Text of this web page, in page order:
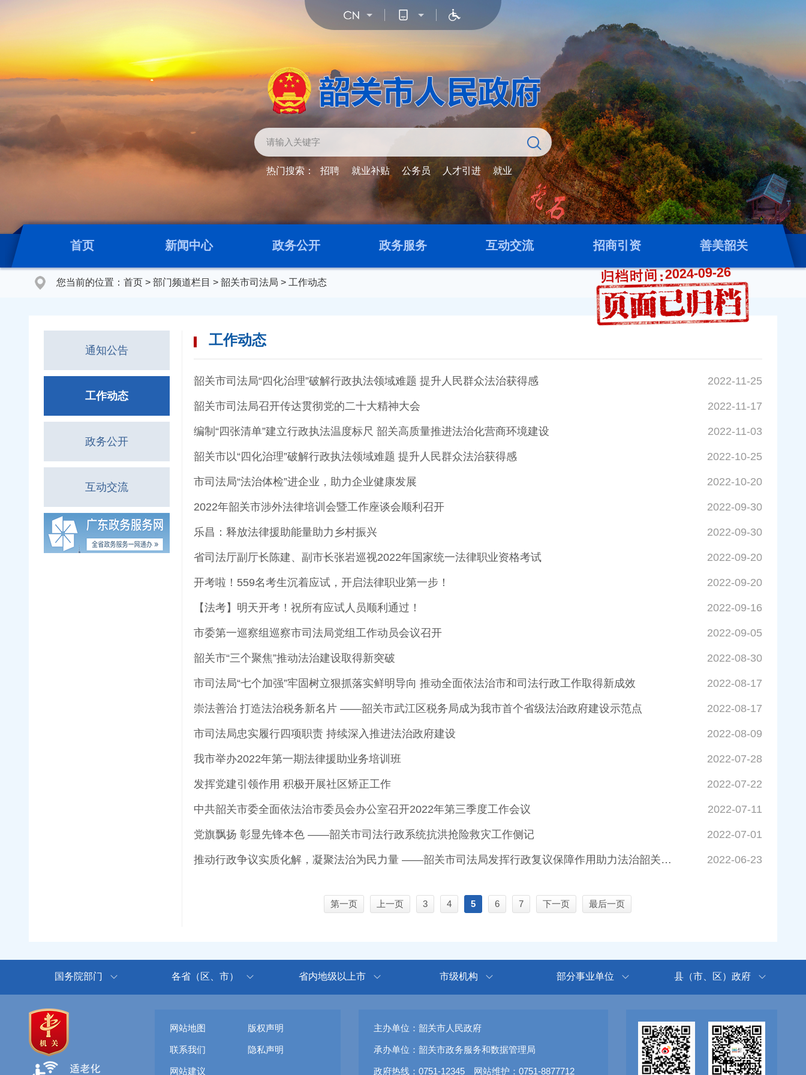
热门搜索： 招聘 就业补贴 公务员 人才引进 就业
首页 新闻中心 政务公开 政务服务 互动交流 招商引资 善美韶关
您当前的位置： 首页 > 部门频道栏目 > 韶关市司法局 > 工作动态
通知公告
工作动态
政务公开
互动交流
工作动态
韶关市司法局“四化治理”破解行政执法领域难题 提升人民群众法治获得感 2022-11-25
韶关市司法局召开传达贯彻党的二十大精神大会 2022-11-17
编制“四张清单”建立行政执法温度标尺 韶关高质量推进法治化营商环境建设 2022-11-03
韶关市以“四化治理”破解行政执法领域难题 提升人民群众法治获得感 2022-10-25
市司法局“法治体检”进企业，助力企业健康发展 2022-10-20
2022年韶关市涉外法律培训会暨工作座谈会顺利召开 2022-09-30
乐昌：释放法律援助能量助力乡村振兴 2022-09-30
省司法厅副厅长陈建、副市长张岩巡视2022年国家统一法律职业资格考试 2022-09-20
开考啦！559名考生沉着应试，开启法律职业第一步！ 2022-09-20
【法考】明天开考！祝所有应试人员顺利通过！ 2022-09-16
市委第一巡察组巡察市司法局党组工作动员会议召开 2022-09-05
韶关市“三个聚焦”推动法治建设取得新突破 2022-08-30
市司法局“七个加强”牢固树立狠抓落实鲜明导向 推动全面依法治市和司法行政工作取得新成效 2022-08-17
崇法善治 打造法治税务新名片 ——韶关市武江区税务局成为我市首个省级法治政府建设示范点 2022-08-17
市司法局忠实履行四项职责 持续深入推进法治政府建设 2022-08-09
我市举办2022年第一期法律援助业务培训班 2022-07-28
发挥党建引领作用 积极开展社区矫正工作 2022-07-22
中共韶关市委全面依法治市委员会办公室召开2022年第三季度工作会议 2022-07-11
党旗飘扬 彰显先锋本色 ——韶关市司法行政系统抗洪抢险救灾工作侧记 2022-07-01
推动行政争议实质化解，凝聚法治为民力量 ——韶关市司法局发挥行政复议保障作用助力法治韶关建设 2022-06-23
第一页 上一页 3 4 5 6 7 下一页 最后一页
国务院部门 各省（区、市） 省内地级以上市 市级机构 部分事业单位 县（市、区）政府
网站地图 版权声明
联系我们 隐私声明
网站建议
主办单位：韶关市人民政府
承办单位：韶关市政务服务和数据管理局
政府热线：0751-12345 网站维护：0751-8877712
2024-09-26